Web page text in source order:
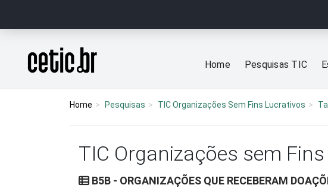
Página inicial
Home Pesquisas TIC
Home Pesquisas TIC Organizações Sem Fins Lucrativos
TIC Organizações sem
B5B - ORGANIZAÇÕES QUE RECEBERAM